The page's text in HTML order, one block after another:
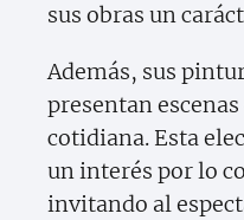
sus obras un
Además, sus
presentan
cotidiana. Esta
un interés por lo
invitando al